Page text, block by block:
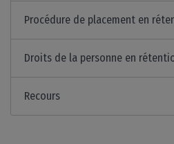
Procédure de placement en
Droits de la personne en
Recours